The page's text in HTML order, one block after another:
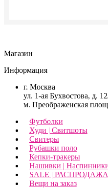
Магазин
Информация
г. Москва
ул. 1-ая Бухвостова, д.
м. Преображенская
Футболки
Худи | Свитшоты
Свитеры
Рубашки поло
Кепки-тракеры
Нашивки |
SALE | РАСПРОДАЖА
Вещи на заказ